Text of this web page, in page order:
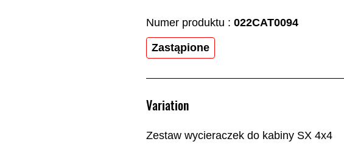
Numer produktu : 022CAT0094
Zastąpione
Variation
Zestaw wycieraczek do kabiny SX 4x4